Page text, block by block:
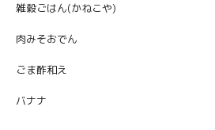
雑穀ごはん(かねこや)
肉みそおでん
ごま酢和え
バナナ